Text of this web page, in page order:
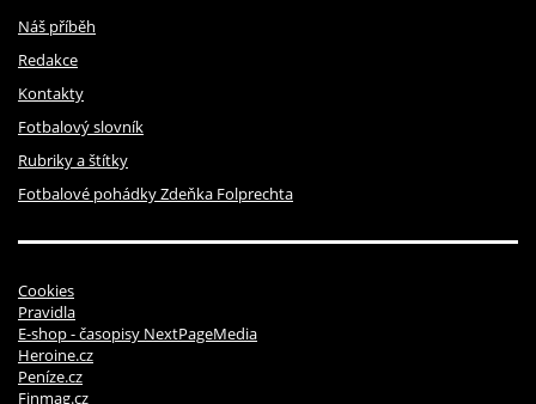
Náš příběh
Redakce
Kontakty
Fotbalový slovník
Rubriky a štítky
Fotbalové pohádky Zdeňka Folprechta
Cookies
Pravidla
E-shop - časopisy NextPageMedia
Heroine.cz
Peníze.cz
Finmag.cz